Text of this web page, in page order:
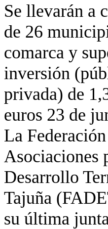
Se llevarán a
de 26
comarca y
inversión
privada) de
euros 23 de
La
Asociaciones
Desarrollo
Tajuña
su última